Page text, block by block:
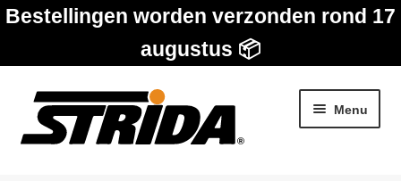
Bestellingen worden verzonden rond 17
augustus 📦
Ga
door
naar
Ga
naar
de
Menu